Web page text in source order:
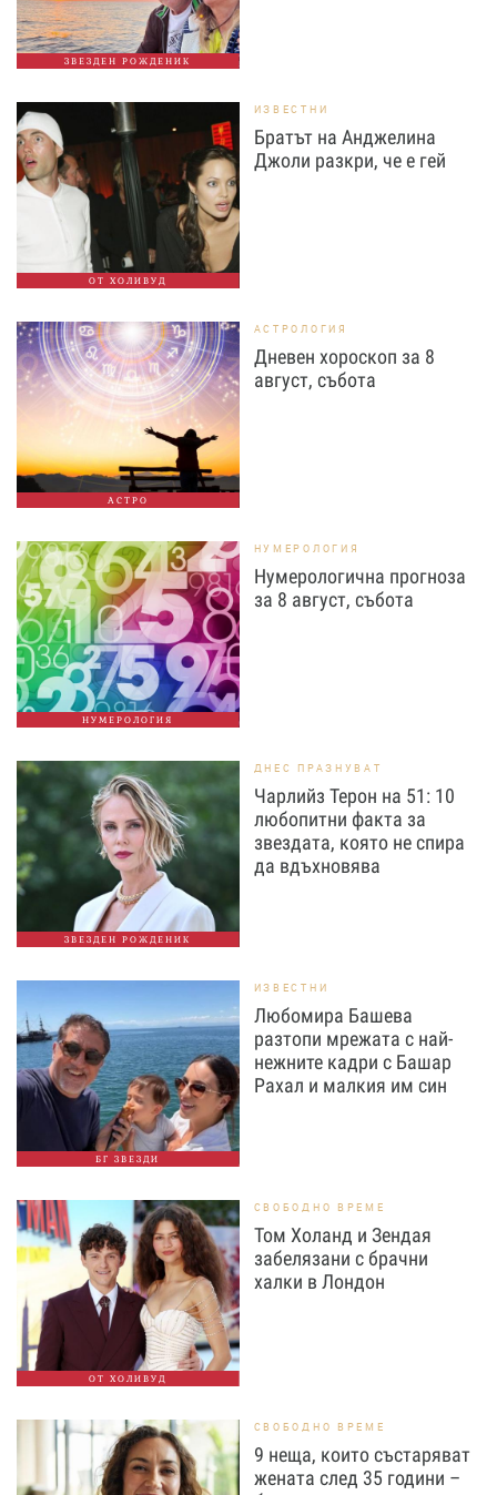
ЗВЕЗДЕН РОЖДЕНИК
ОТ ХОЛИВУД
ИЗВЕСТНИ
Братът на Анджелина
Джоли разкри, че е гей
АСТРО
АСТРОЛОГИЯ
Дневен хороскоп за 8
август, събота
НУМЕРОЛОГИЯ
НУМЕРОЛОГИЯ
Нумерологична прогноза
за 8 август, събота
ЗВЕЗДЕН РОЖДЕНИК
ДНЕС ПРАЗНУВАТ
Чарлийз Терон на 51: 10
любопитни факта за
звездата, която не спира
да вдъхновява
БГ ЗВЕЗДИ
ИЗВЕСТНИ
Любомира Башева
разтопи мрежата с най-
нежните кадри с Башар
Рахал и малкия им син
ОТ ХОЛИВУД
СВОБОДНО ВРЕМЕ
Том Холанд и Зендая
забелязани с брачни
халки в Лондон
СВОБОДНО ВРЕМЕ
9 неща, които състаряват
жената след 35 години –